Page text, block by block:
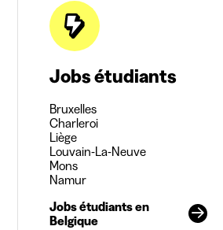
Jobs étudiants
Bruxelles
Charleroi
Liège
Louvain-La-Neuve
Mons
Namur
Jobs étudiants en
Belgique